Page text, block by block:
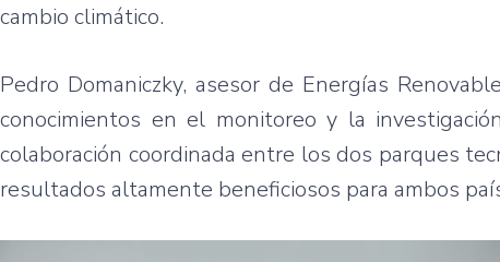
cambio climático.
Pedro Domaniczky, asesor de Energías
conocimientos en el monitoreo y la
colaboración coordinada entre los dos parques
resultados altamente beneficiosos para ambos